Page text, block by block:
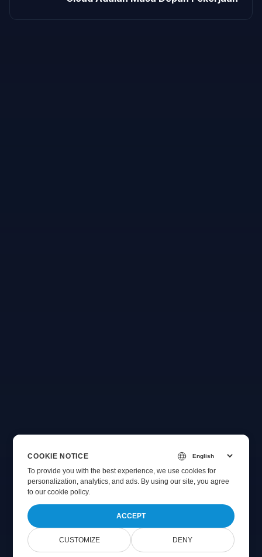
COOKIE NOTICE
To provide you with the best experience, we use cookies for
personalization, analytics, and ads. By using our site, you agree
toour cookie policy.
ACCEPT
CUSTOMIZE DENY